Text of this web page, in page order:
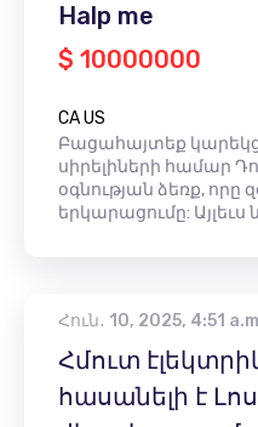
Halp me
$ 10000000
CA US
Բացահայտեք
սիրելիների համար
օգնության ձեռք, որը
երկարացումը: Այլեւս
Հուն․ 10, 2025, 4:51
Հմուտ
հասանելի է